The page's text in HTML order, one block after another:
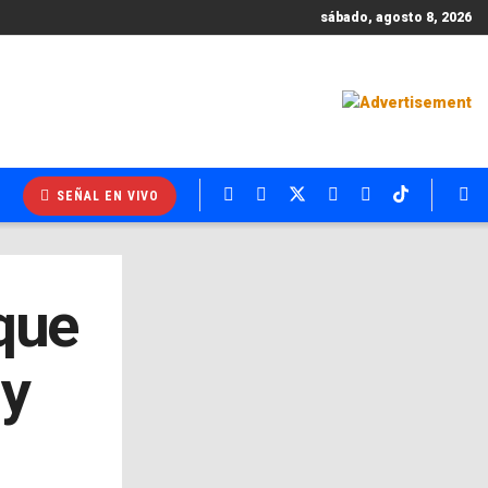
sábado, agosto 8, 2026
SEÑAL EN VIVO